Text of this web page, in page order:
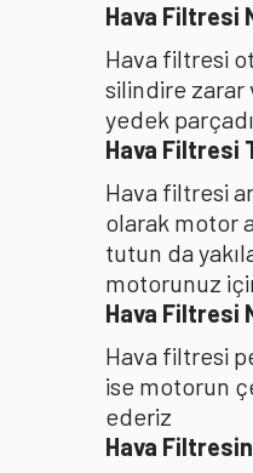
Hava Filtresi
Hava filtresi
silindire zarar
yedek
Hava Filtresi
Hava filtresi
olarak motor
tutun da
motorunuz
Hava Filtresi
Hava filtresi
ise motorun
ederiz
Hava